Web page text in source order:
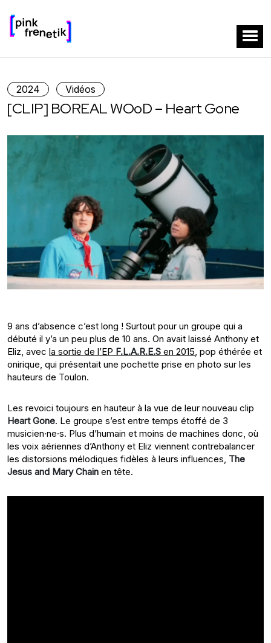
2024 Vidéos
[CLIP] BOREAL WOoD – Heart Gone
9 ans d’absence c’est long ! Surtout pour un groupe qui a
débuté il y’a un peu plus de 10 ans. On avait laissé Anthony et
Eliz, avec la sortie de l’EP F.L.A.R.E.S en 2015, pop éthérée et
onirique, qui présentait une pochette prise en photo sur les
hauteurs de Toulon.
Les revoici toujours en hauteur à la vue de leur nouveau clip
Heart Gone. Le groupe s’est entre temps étoffé de 3
musicien·ne·s. Plus d’humain et moins de machines donc, où
les voix aériennes d’Anthony et Eliz viennent contrebalancer
les distorsions mélodiques fidèles à leurs influences, The
Jesus and Mary Chain en tête.